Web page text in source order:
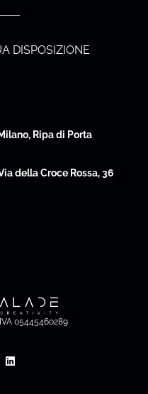
DISPOSIZIONE
Ripa di Porta
della Croce Rossa, 36
05445460289